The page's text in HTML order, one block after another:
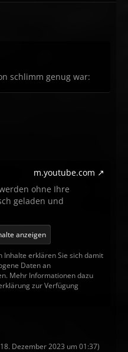
schlimm genug war:
m.youtube.com
ohne Ihre
geladen und
anzeigen
Inhalte erklären Sie sich damit
Daten an
Mehr Informationen dazu
zur Verfügung
18. Dezember 2023 um 01:37)